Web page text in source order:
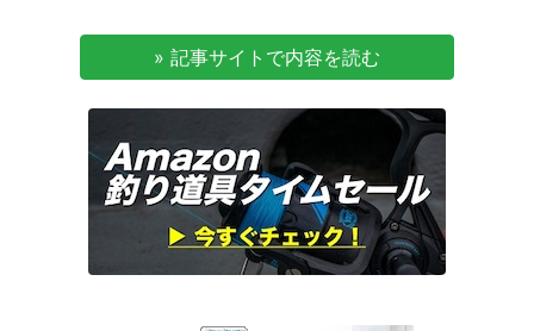
» 記事サイトで内容を読む